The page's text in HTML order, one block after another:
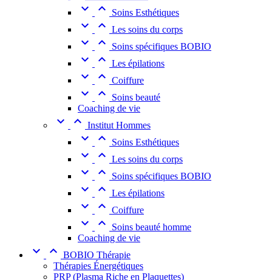
  Soins Esthétiques
  Les soins du corps
  Soins spécifiques BOBIO
  Les épilations
  Coiffure
 
Soins beauté
Coaching de vie
  Institut Hommes
  Soins Esthétiques
  Les soins du corps
  Soins spécifiques BOBIO
  Les épilations
  Coiffure
 
Soins beauté homme
Coaching de vie
  BOBIO Thérapie
Thérapies Énergétiques
PRP (Plasma Riche en Plaquettes)